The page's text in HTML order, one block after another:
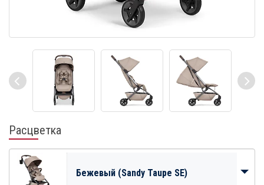
Расцветка
Бежевый (Sandy Taupe SE)